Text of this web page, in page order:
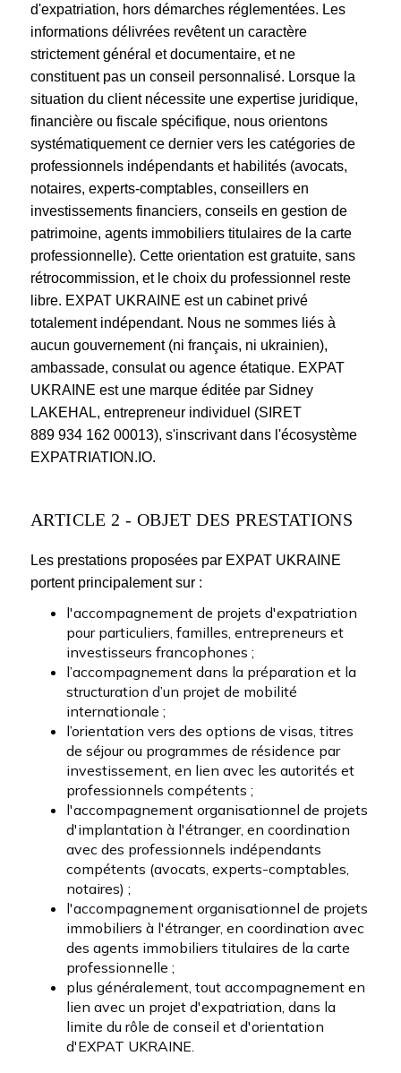
d'expatriation, hors démarches réglementées. Les
informations délivrées revêtent un caractère
strictement général et documentaire, et ne
constituent pas un conseil personnalisé. Lorsque la
situation du client nécessite une expertise juridique,
financière ou fiscale spécifique, nous orientons
systématiquement ce dernier vers les catégories de
professionnels indépendants et habilités (avocats,
notaires, experts-comptables, conseillers en
investissements financiers, conseils en gestion de
patrimoine, agents immobiliers titulaires de la carte
professionnelle). Cette orientation est gratuite, sans
rétrocommission, et le choix du professionnel reste
libre. EXPAT UKRAINE est un cabinet privé
totalement indépendant. Nous ne sommes liés à
aucun gouvernement (ni français, ni ukrainien),
ambassade, consulat ou agence étatique. EXPAT
UKRAINE est une marque éditée par Sidney
LAKEHAL, entrepreneur individuel (SIRET
889 934 162 00013), s'inscrivant dans l'écosystème
EXPATRIATION.IO.
ARTICLE 2 - OBJET DES PRESTATIONS
Les prestations proposées par EXPAT UKRAINE
portent principalement sur :
l'accompagnement de projets d'expatriation
pour particuliers, familles, entrepreneurs et
investisseurs francophones ;
l’accompagnement dans la préparation et la
structuration d’un projet de mobilité
internationale ;
l’orientation vers des options de visas, titres
de séjour ou programmes de résidence par
investissement, en lien avec les autorités et
professionnels compétents ;
l'accompagnement organisationnel de projets
d'implantation à l'étranger, en coordination
avec des professionnels indépendants
compétents (avocats, experts-comptables,
notaires) ;
l'accompagnement organisationnel de projets
immobiliers à l'étranger, en coordination avec
des agents immobiliers titulaires de la carte
professionnelle ;
plus généralement, tout accompagnement en
lien avec un projet d'expatriation, dans la
limite du rôle de conseil et d'orientation
d'EXPAT UKRAINE.